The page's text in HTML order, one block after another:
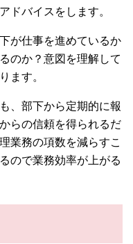
ドバイスをします。
が仕事を進めているか
のか？意図を理解して
ます。
、部下から定期的に報
らの信頼を得られるだ
業務の項数を減らすこ
ので業務効率が上がる